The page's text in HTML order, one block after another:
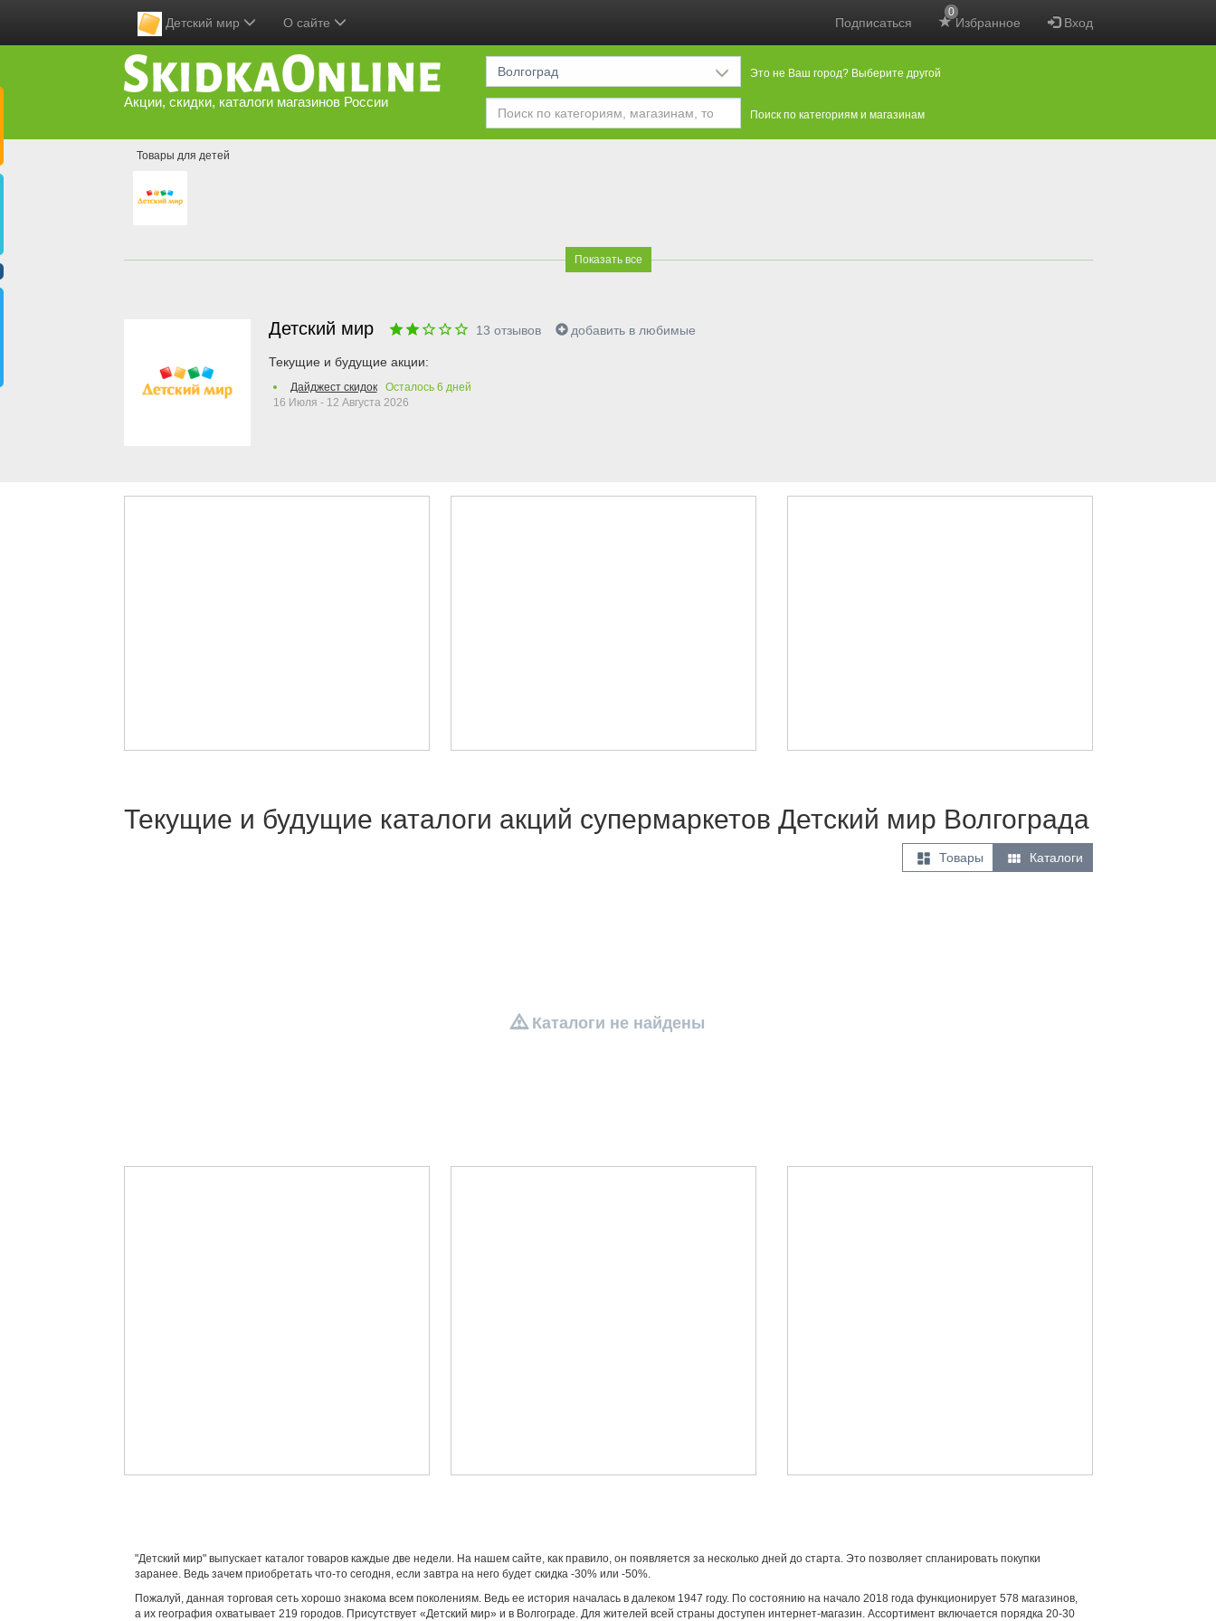
Подписаться Избранное
0
Вход
Детский мир О сайте
Акции, скидки, каталоги магазинов России
Волгоград Это не Ваш город? Выберите другой
Поиск по категориям и магазинам
Товары для детей
Показать все
Детский мир 13 отзывов добавить в любимые
Текущие и будущие акции:
Дайджест скидок Осталось 6 дней
16 Июля - 12 Августа 2026
Текущие и будущие каталоги акций супермаркетов Детский мир Волгограда
 Товары  Каталоги
Каталоги не найдены
"Детский мир" выпускает каталог товаров каждые две недели. На нашем сайте, как правило, он появляется за несколько дней до старта. Это позволяет спланировать покупки
заранее. Ведь зачем приобретать что-то сегодня, если завтра на него будет скидка -30% или -50%.
Пожалуй, данная торговая сеть хорошо знакома всем поколениям. Ведь ее история началась в далеком 1947 году. По состоянию на начало 2018 года функционирует 578 магазинов,
а их география охватывает 219 городов. Присутствует «Детский мир» и в Волгограде. Для жителей всей страны доступен интернет-магазин. Ассортимент включается порядка 20-30